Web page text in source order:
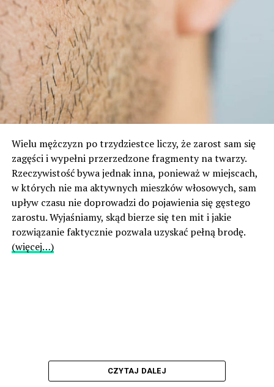
Wielu mężczyzn po trzydziestce liczy, że zarost sam się
zagęści i wypełni przerzedzone fragmenty na twarzy.
Rzeczywistość bywa jednak inna, ponieważ w miejscach,
w których nie ma aktywnych mieszków włosowych, sam
upływ czasu nie doprowadzi do pojawienia się gęstego
zarostu. Wyjaśniamy, skąd bierze się ten mit i jakie
rozwiązanie faktycznie pozwala uzyskać pełną brodę.
(więcej…)
CZYTAJ DALEJ